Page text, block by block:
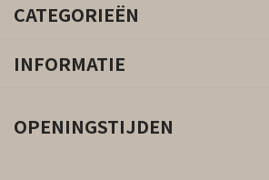
CATEGORIEËN
INFORMATIE
OPENINGSTIJDEN